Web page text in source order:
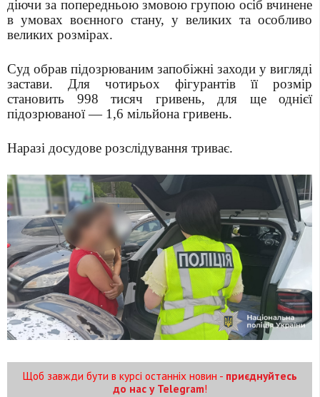
діючи за попередньою змовою групою осіб вчинене
в умовах воєнного стану, у великих та особливо
великих розмірах.
Суд обрав підозрюваним запобіжні заходи у вигляді
застави. Для чотирьох фігурантів її розмір
становить 998 тисяч гривень, для ще однієї
підозрюваної — 1,6 мільйона гривень.
Наразі досудове розслідування триває.
Щоб завжди бути в курсі останніх новин - приєднуйтесь
до нас у Telegram!